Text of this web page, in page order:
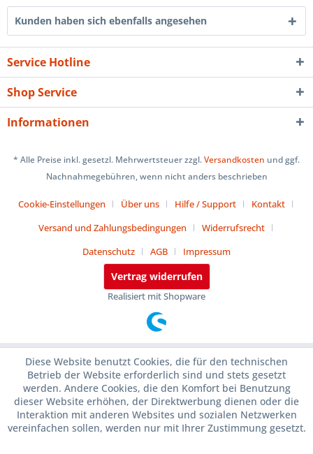
Kunden haben sich ebenfalls angesehen
Service Hotline
Shop Service
Informationen
* Alle Preise inkl. gesetzl. Mehrwertsteuer zzgl.Versandkosten und ggf.
Nachnahmegebühren, wenn nicht anders beschrieben
Cookie-Einstellungen Über uns Hilfe / Support
Kontakt
Versand und Zahlungsbedingungen
Widerrufsrecht
Datenschutz
AGB Impressum
Vertrag widerrufen
Realisiert mit Shopware
Diese Website benutzt Cookies, die für den technischen
Betrieb der Website erforderlich sind und stets gesetzt
werden. Andere Cookies, die den Komfort bei Benutzung
dieser Website erhöhen, der Direktwerbung dienen oder die
Interaktion mit anderen Websites und sozialen Netzwerken
vereinfachen sollen, werden nur mit Ihrer Zustimmung gesetzt.